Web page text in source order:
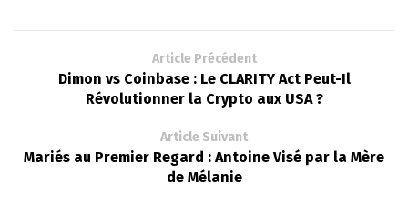
Article Précédent
Dimon vs Coinbase : Le CLARITY Act Peut-Il
Révolutionner la Crypto aux USA ?
Article Suivant
Mariés au Premier Regard : Antoine Visé par la Mère
de Mélanie